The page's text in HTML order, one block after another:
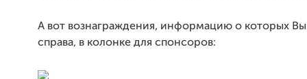
А вот вознаграждения, информацию о которых
справа, в колонке для спонсоров: